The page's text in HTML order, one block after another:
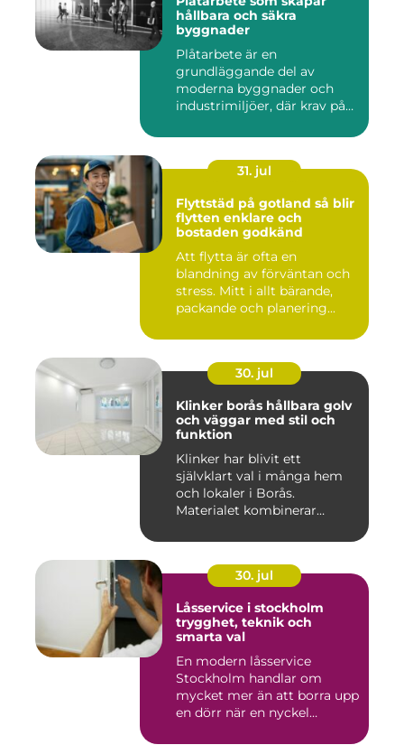
hållbara och säkra
byggnader
Plåtarbete är en
grundläggande del av
moderna byggnader och
industrimiljöer, där krav på
31. jul
Flyttstäd på gotland så blir
flytten enklare och
bostaden godkänd
Att flytta är ofta en
blandning av förväntan och
stress. Mitt i allt bärande,
packande och planering...
30. jul
Klinker borås hållbara golv
och väggar med stil och
funktion
Klinker har blivit ett
självklart val i många hem
och lokaler i Borås.
Materialet kombinerar
30. jul
Låsservice i stockholm
trygghet, teknik och
smarta val
En modern låsservice
Stockholm handlar om
mycket mer än att borra upp
en dörr när en nyckel